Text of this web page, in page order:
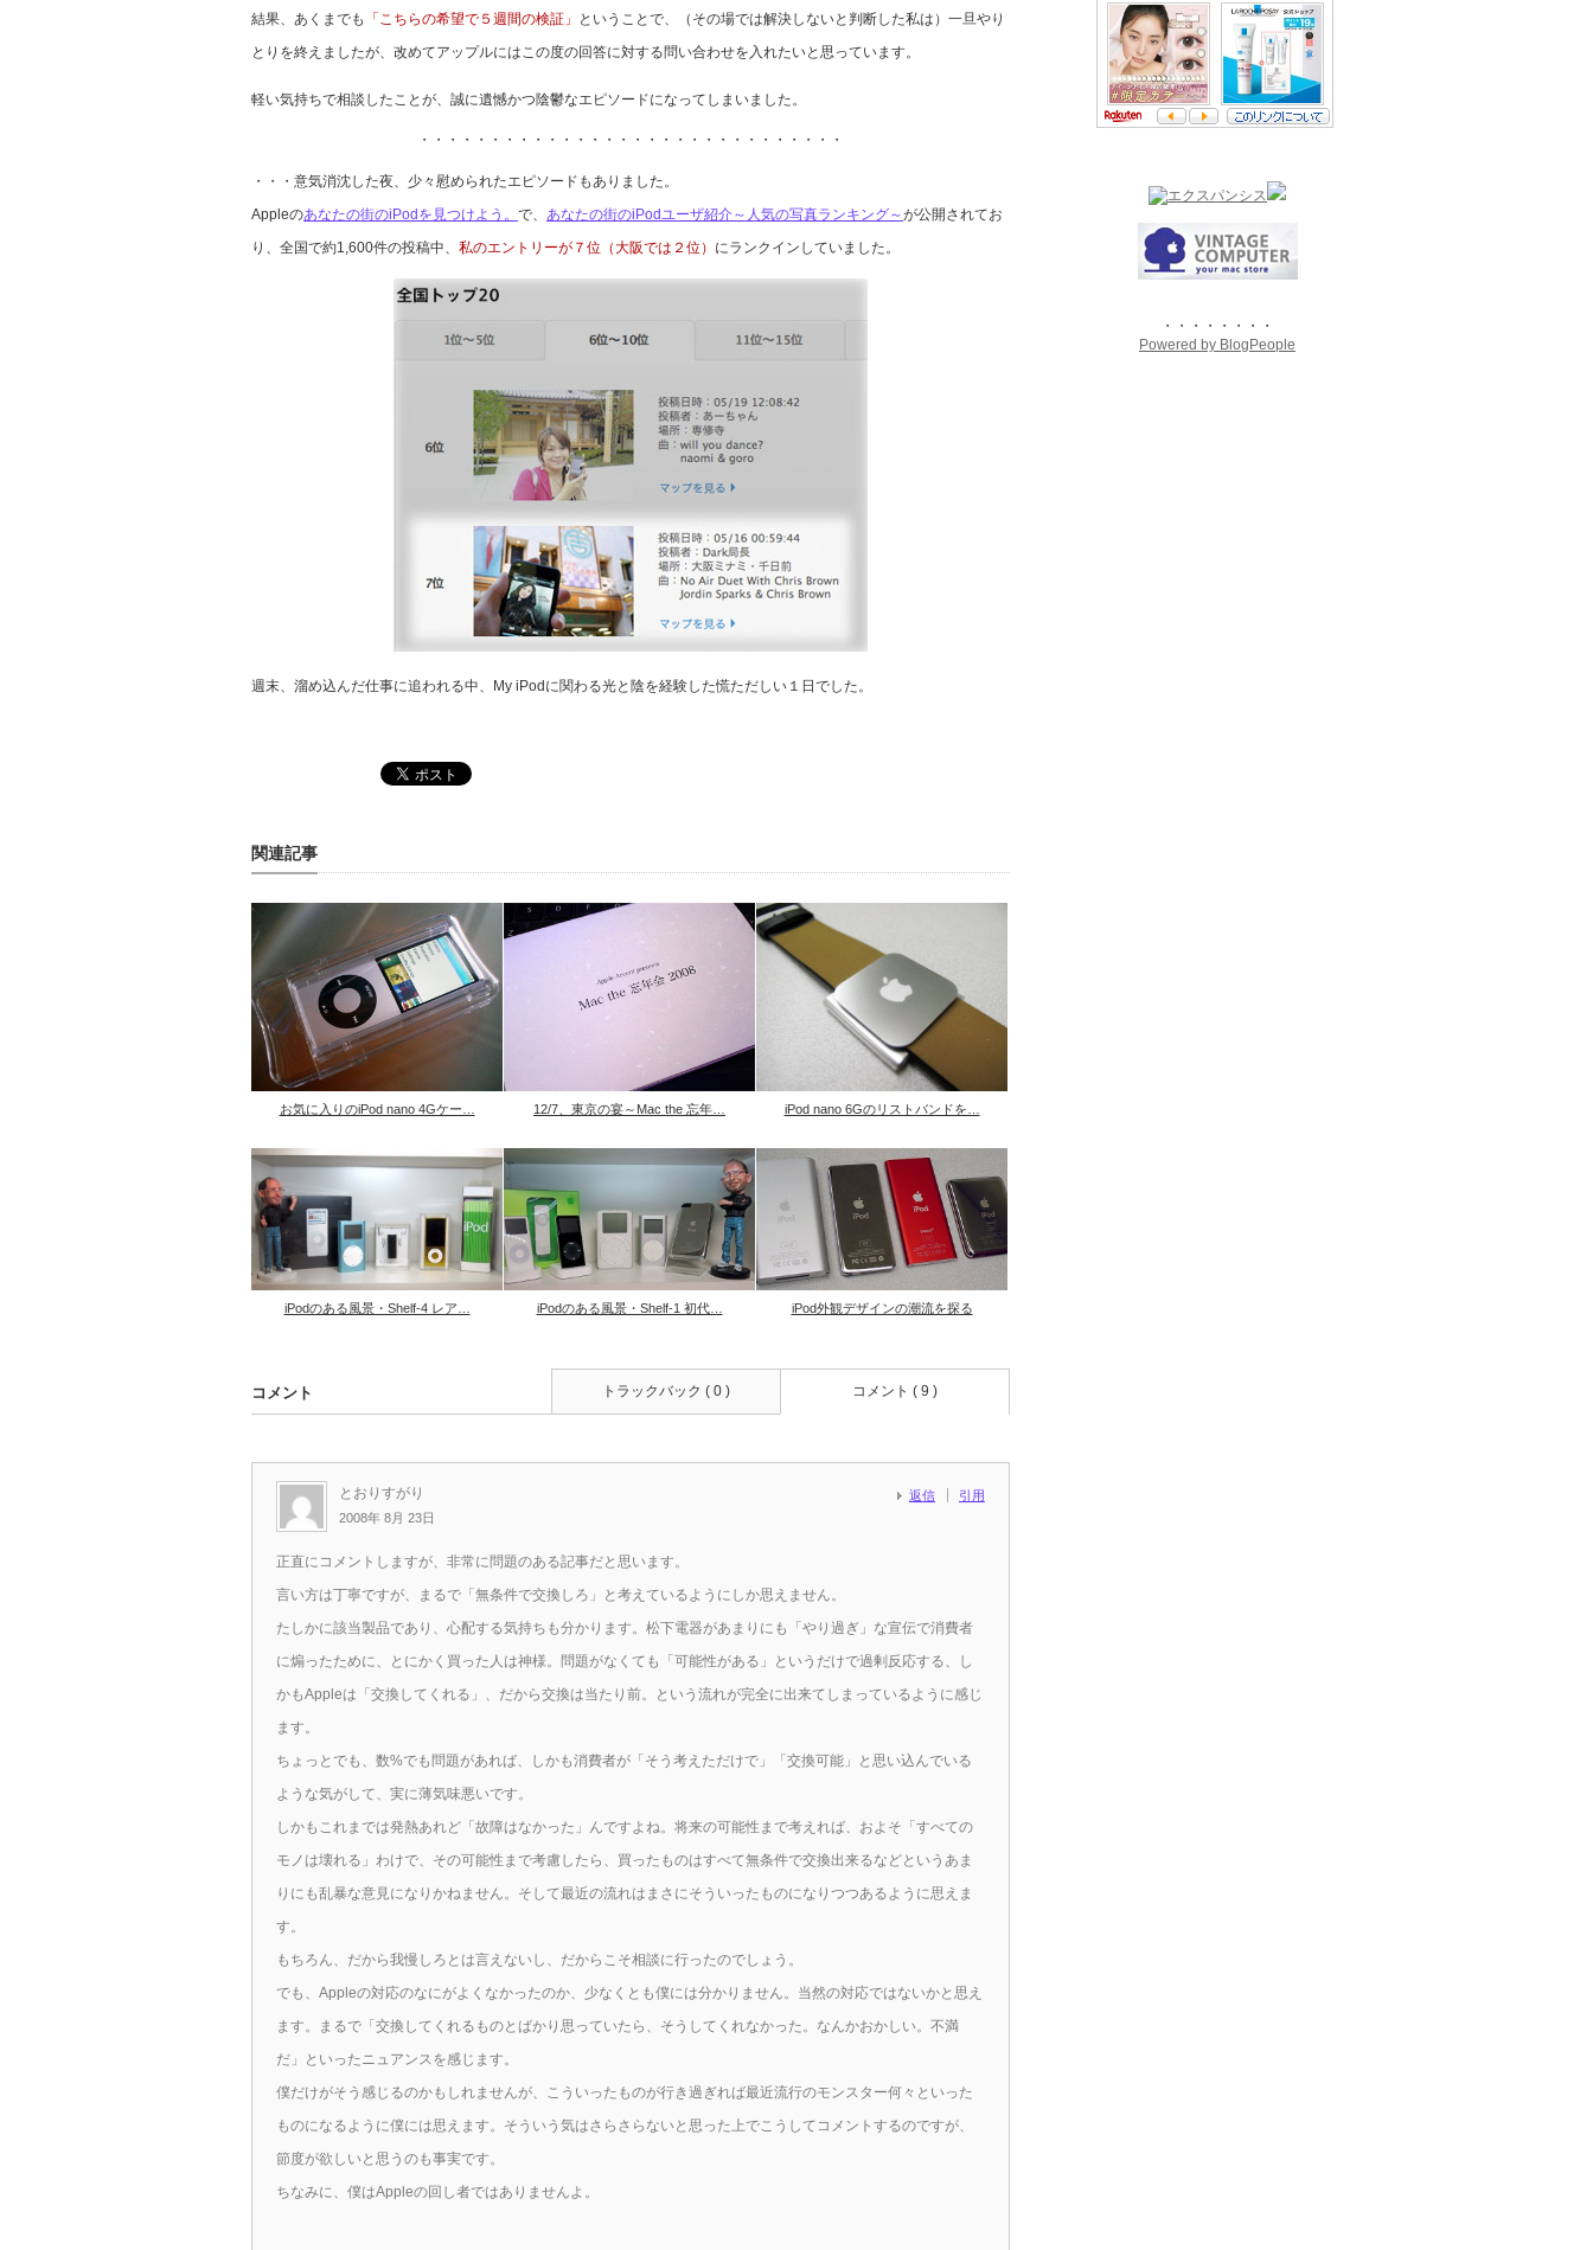
結果、あくまでも 「こちらの希望で５週間の検証」
ということで、（その場では解決しないと判断した私は）一旦やり
とりを終えましたが、改めてアップルにはこの度の回答に対する問い合わせを入れたいと思っています。
軽い気持ちで相談したことが、誠に遺憾かつ陰鬱なエピソードになってしまいました。
・・・・・・・・・・・・・・・・・・・・・・・・・・・・・・
・・・意気消沈した夜、少々慰められたエピソードもありました。
Appleのあなたの街のiPodを見つけよう。 で、 あなたの街のiPodユーザ紹介～人気の写真ランキング～が公開されてお
り、全国で約1,600件の投稿中、 私のエントリーが７位（大阪では２位） にランクインしていました。
週末、溜め込んだ仕事に追われる中、My iPodに関わる光と陰を経験した慌ただしい１日でした。
関連記事
お気に入りのiPod nano 4Gケー… 12/7、東京の宴～Mac the 忘年… iPod nano 6Gのリストバンドを…
iPodのある風景・Shelf-4 レア… iPodのある風景・Shelf-1 初代… iPod外観デザインの潮流を探る
コメント コメント ( 9 )
トラックバック ( 0 )
とおりすがり
2008年 8月 23日
返信 引用
正直にコメントしますが、非常に問題のある記事だと思います。
言い方は丁寧ですが、まるで「無条件で交換しろ」と考えているようにしか思えません。
たしかに該当製品であり、心配する気持ちも分かります。松下電器があまりにも「やり過ぎ」な宣伝で消費者
に煽ったために、とにかく買った人は神様。問題がなくても「可能性がある」というだけで過剰反応する、し
かもAppleは「交換してくれる」、だから交換は当たり前。という流れが完全に出来てしまっているように感じ
ます。
ちょっとでも、数%でも問題があれば、しかも消費者が「そう考えただけで」「交換可能」と思い込んでいる
ような気がして、実に薄気味悪いです。
しかもこれまでは発熱あれど「故障はなかった」んですよね。将来の可能性まで考えれば、およそ「すべての
モノは壊れる」わけで、その可能性まで考慮したら、買ったものはすべて無条件で交換出来るなどというあま
りにも乱暴な意見になりかねません。そして最近の流れはまさにそういったものになりつつあるように思えま
す。
もちろん、だから我慢しろとは言えないし、だからこそ相談に行ったのでしょう。
でも、Appleの対応のなにがよくなかったのか、少なくとも僕には分かりません。当然の対応ではないかと思え
ます。まるで「交換してくれるものとばかり思っていたら、そうしてくれなかった。なんかおかしい。不満
だ」といったニュアンスを感じます。
僕だけがそう感じるのかもしれませんが、こういったものが行き過ぎれば最近流行のモンスター何々といった
ものになるように僕には思えます。そういう気はさらさらないと思った上でこうしてコメントするのですが、
節度が欲しいと思うのも事実です。
ちなみに、僕はAppleの回し者ではありませんよ。
・・・・・・・・
Powered by BlogPeople